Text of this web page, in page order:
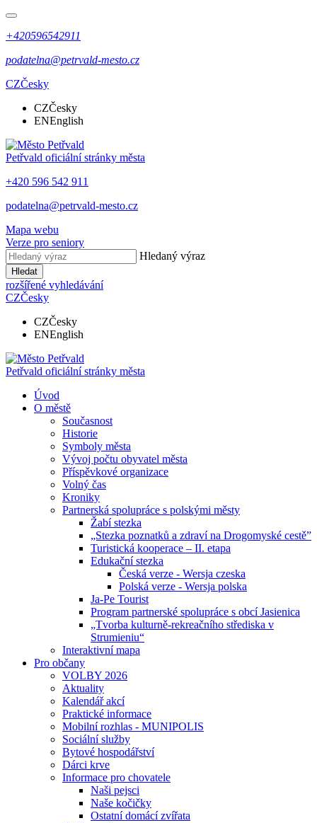
+420596542911
podatelna@petrvald-mesto.cz
CZČesky
CZČesky
ENEnglish
Petřvald oficiální stránky města
+420 596 542 911
podatelna@petrvald-mesto.cz
Mapa webu
Verze pro seniory
Hledaný výraz
Hledat
rozšířené vyhledávání
CZČesky
CZČesky
ENEnglish
Petřvald oficiální stránky města
Úvod
O městě
Současnost
Historie
Symboly města
Vývoj počtu obyvatel města
Příspěvkové organizace
Volný čas
Kroniky
Partnerská spolupráce s polskými městy
Žabí stezka
„Stezka poznatků a zdraví na Drogomyské cestě”
Turistická kooperace – II. etapa
Edukační stezka
Česká verze - Wersja czeska
Polská verze - Wersja polska
Ja-Pe Tourist
Program partnerské spolupráce s obcí Jasienica
„Tvorba kulturně-rekreačního střediska v
Strumieniu“
Interaktivní mapa
Pro občany
VOLBY 2026
Aktuality
Kalendář akcí
Praktické informace
Mobilní rozhlas - MUNIPOLIS
Sociální služby
Bytové hospodářství
Dárci krve
Informace pro chovatele
Naši pejsci
Naše kočičky
Ostatní domácí zvířata